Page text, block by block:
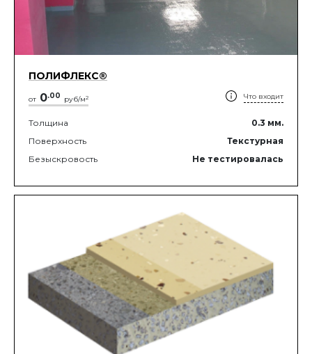
ПОЛИФЛЕКС®
от 0.00 руб/м2 Что входит
Толщина 0.3 мм.
Поверхность
Текстурная
Безыскровость
Не тестировалась